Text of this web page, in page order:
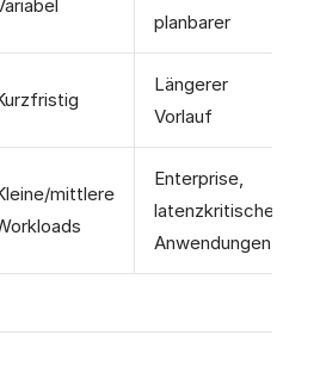
planbarer
Längerer
Vorlauf
mittlere
Enterprise,
latenzkritische
Anwendungen